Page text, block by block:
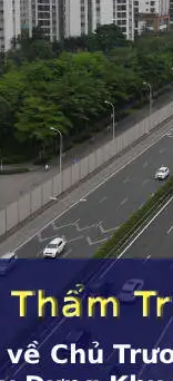
về phát
Liên Hợp
địa phương
để đề xuất đầu
thể thao và
tế, đủ điều kiện